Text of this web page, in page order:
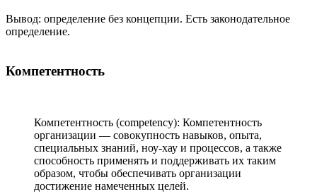
Вывод: определение без концепции. Есть законодательное
определение.
Компетентность
Компетентность (competency): Компетентность
организации — совокупность навыков, опыта,
специальных знаний, ноу-хау и процессов, а также
способность применять и поддерживать их таким
образом, чтобы обеспечивать организации
достижение намеченных целей.